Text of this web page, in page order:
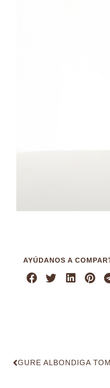
AYÚDANOS A
GURE ALBONDIGA